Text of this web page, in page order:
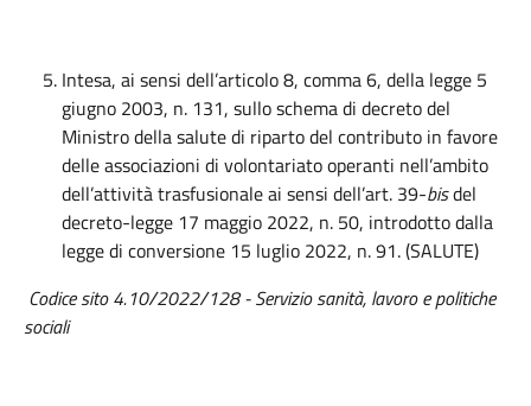
Intesa, ai sensi dell’articolo 8, comma 6, della legge 5
giugno 2003, n. 131, sullo schema di decreto del
Ministro della salute di riparto del contributo in favore
delle associazioni di volontariato operanti nell’ambito
dell’attività trasfusionale ai sensi dell’art. 39-bisdel
decreto-legge 17 maggio 2022, n. 50, introdotto dalla
legge di conversione 15 luglio 2022, n. 91. (SALUTE)
Codice sito4.10/2022/128 - Servizio sanità, lavoro e politiche
sociali